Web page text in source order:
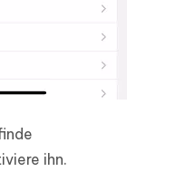
ihn.